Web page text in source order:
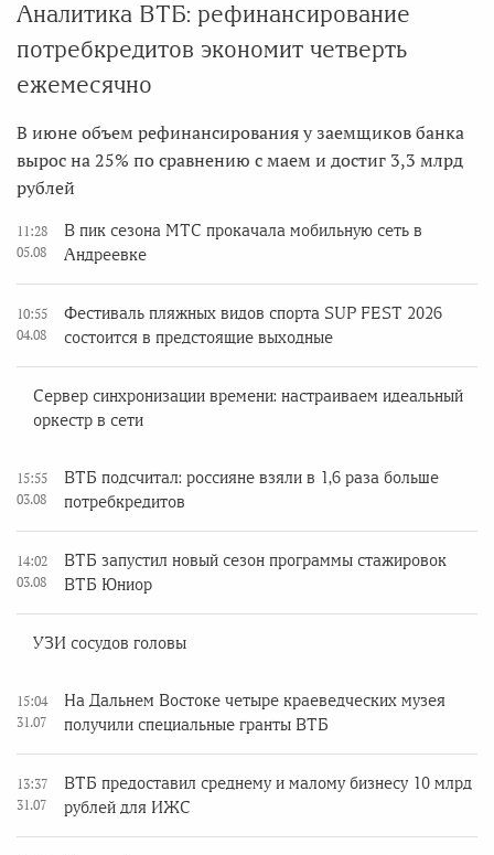
Аналитика ВТБ: рефинансирование
потребкредитов экономит четверть
ежемесячно
В июне объем рефинансирования у заемщиков банка
вырос на 25% по сравнению с маем и достиг 3,3 млрд
рублей
11:28
05.08
В пик сезона МТС прокачала мобильную сеть в
Андреевке
10:55
04.08
Фестиваль пляжных видов спорта SUP FEST 2026
состоится в предстоящие выходные
Сервер синхронизации времени: настраиваем идеальный
оркестр в сети
15:55
03.08
ВТБ подсчитал: россияне взяли в 1,6 раза больше
потребкредитов
14:02
03.08
ВТБ запустил новый сезон программы стажировок
ВТБ Юниор
УЗИ сосудов головы
15:04
31.07
На Дальнем Востоке четыре краеведческих музея
получили специальные гранты ВТБ
13:37
31.07
ВТБ предоставил среднему и малому бизнесу 10 млрд
рублей для ИЖС